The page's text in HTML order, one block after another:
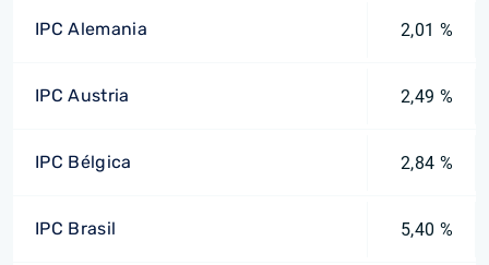
IPC Alemania 2,01 %
IPC Austria 2,49 %
IPC Bélgica 2,84 %
IPC Brasil 5,40 %